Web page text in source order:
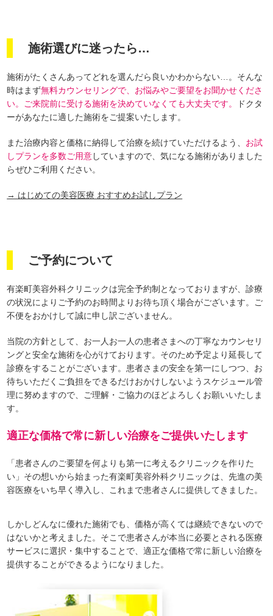
施術選びに迷ったら…
施術がたくさんあってどれを選んだら良いかわからない…。そんな
時はまず無料カウンセリングで、お悩みやご要望をお聞かせくださ
い。ご来院前に受ける施術を決めていなくても大丈夫です。
ドクタ
ーがあなたに適した施術をご提案いたします。
また治療内容と価格に納得して治療を続けていただけるよう、 お試
しプランを多数ご用意していますので、気になる施術がありました
らぜひご利用ください。
→ はじめての美容医療 おすすめお試しプラン
ご予約について
有楽町美容外科クリニックは完全予約制となっておりますが、診療
の状況によりご予約のお時間よりお待ち頂く場合がございます。ご
不便をおかけして誠に申し訳ございません。
当院の方針として、お一人お一人の患者さまへの丁寧なカウンセリ
ングと安全な施術を心がけております。そのため予定より延長して
診療をすることがございます。患者さまの安全を第一にしつつ、お
待ちいただくご負担をできるだけおかけしないようスケジュール管
理に努めますので、ご理解・ご協力のほどよろしくお願いいたしま
す。
適正な価格で常に新しい治療をご提供いたします
「患者さんのご要望を何よりも第一に考えるクリニックを作りた
い」その想いから始まった有楽町美容外科クリニックは、先進の美
容医療をいち早く導入し、これまで患者さんに提供してきました。
しかしどんなに優れた施術でも、価格が高くては継続できないので
はないかと考えました。そこで患者さんが本当に必要とされる医療
サービスに選択・集中することで、適正な価格で常に新しい治療を
提供することができるようになりました。